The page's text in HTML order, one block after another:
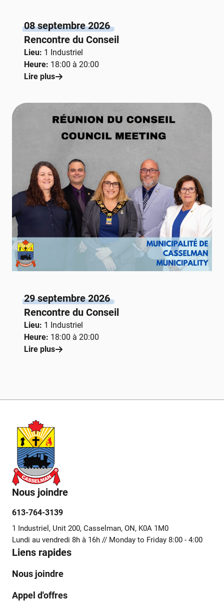
08 septembre 2026
Rencontre du Conseil
Lieu: 1 Industriel
Heure: 18:00 à 20:00
Lire plus
29 septembre 2026
Rencontre du Conseil
Lieu: 1 Industriel
Heure: 18:00 à 20:00
Lire plus
Nous joindre
613-764-3139
1 Industriel, Unit 200, Casselman, ON, K0A 1M0
Lundi au vendredi 8h à 16h // Monday to Friday 8:00 - 4:00
Liens rapides
Nous joindre
Appel d'offres